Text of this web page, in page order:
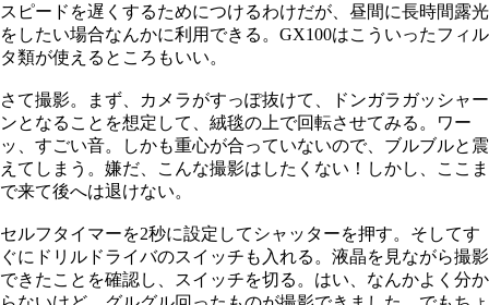
スピードを遅くするためにつけるわけだが、昼間に長時間露光
をしたい場合なんかに利用できる。GX100はこういったフィル
タ類が使えるところもいい。
さて撮影。まず、カメラがすっぽ抜けて、ドンガラガッシャー
ンとなることを想定して、絨毯の上で回転させてみる。ワー
ッ、すごい音。しかも重心が合っていないので、ブルブルと震
えてしまう。嫌だ、こんな撮影はしたくない！しかし、ここま
で来て後へは退けない。
セルフタイマーを2秒に設定してシャッターを押す。そしてす
ぐにドリルドライバのスイッチも入れる。液晶を見ながら撮影
できたことを確認し、スイッチを切る。はい、なんかよく分か